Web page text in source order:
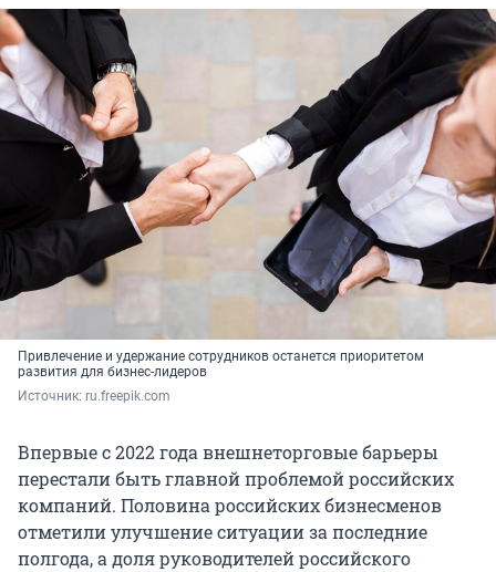
Привлечение и удержание сотрудников останется приоритетом
развития для бизнес-лидеров
Источник: ru.freepik.com
Впервые с 2022 года внешнеторговые барьеры
перестали быть главной проблемой российских
компаний. Половина российских бизнесменов
отметили улучшение ситуации за последние
полгода, а доля руководителей российского